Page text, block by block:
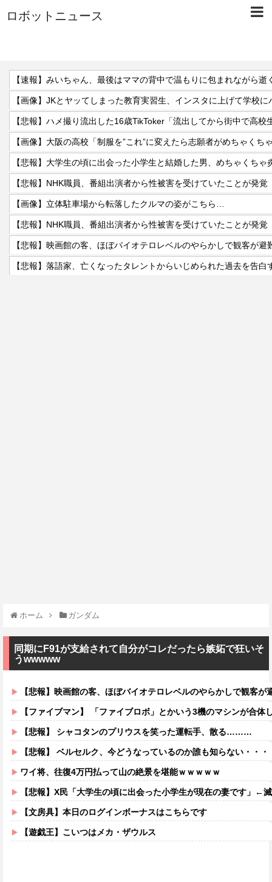
ロボットニュース
【速報】みいちゃん、最後はママの背中で温もりに包まれながら
【画像】JKとヤッてしまった教育実習生、インスタに上げて学校
【悲報】ハメ撮り流出した16歳TikToker「流出してから街中で高校
【画像】大阪の高校「制服を”これ”に変えたら志願者がめちゃくち
【悲報】NHK職員、番組出演者から性被害を受けていたことが発覚
【画像】立体駐車場から転落したクルマの姿がこちら…
【悲報】NHK職員、番組出演者から性被害を受けていたことが発覚
【悲報】映画館の客、ほぼバイオテロレベルのやらかしで観客が避
【悲報】落語家、亡くなったタレントからいじめられた過去を告
ホーム ガンダム
同期にF91が支給されて自分がコレだったら嫉妬で狂いそ
うwwwww
【悲報】映画館の客、ほぼバイオテロレベルのやらかしで観客が
【ファイブマン】 「ファイブロボ」とかいう3機のマシンが合体
【悲報】 シャコタンのプリウスを笑った運転手、散る………
【悲報】 ベルセルク、今どうなっているのか誰も知らない・・・
ワイ将、往復4万円払って山の絶景を堪能ｗｗｗｗｗ
【悲報】X民「大学生の頃に出会った小学生が現在の妻です」←滅
【文房具】本日のログインボーナスはこちらです
【遊戯王】こいつはメカ・ザウルス